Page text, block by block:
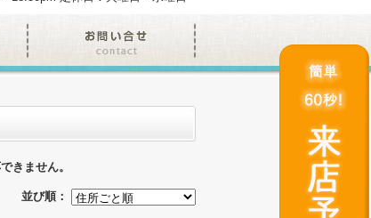
きません。
並び順：